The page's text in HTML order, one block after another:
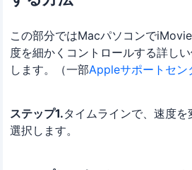
この部分ではMacパソコンで
度を細かくコントロールする詳し
します。（一部Appleサポートセン
ステップ1.タイムラインで、速度
選択します。